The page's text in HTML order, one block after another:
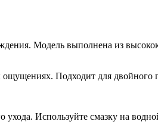
Модель выполнена из
ощущениях. Подходит для двойного
ухода. Используйте смазку на